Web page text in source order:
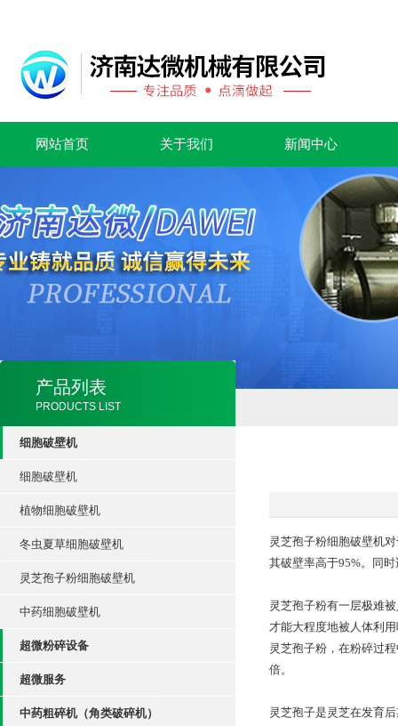
网站首页 关于我们 新闻中心
产品列表
PRODUCTS LIST
细胞破壁机
细胞破壁机
植物细胞破壁机
冬虫夏草细胞破壁机
灵芝孢子粉细胞破壁机
中药细胞破壁机
超微粉碎设备
超微服务
中药粗碎机（角类破碎机）
灵芝孢子粉细胞破壁机
其破壁率高于95%。同
灵芝孢子粉有一层极难
才能大程度地被人体利
灵芝孢子粉，在粉碎过
倍。
灵芝孢子是灵芝在发育